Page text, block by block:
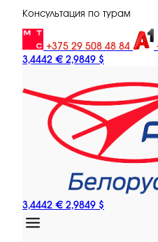
Консультация по турам
+375 29 508 48 84
3,4442 € 2,9849 $
3,4442 € 2,9849 $